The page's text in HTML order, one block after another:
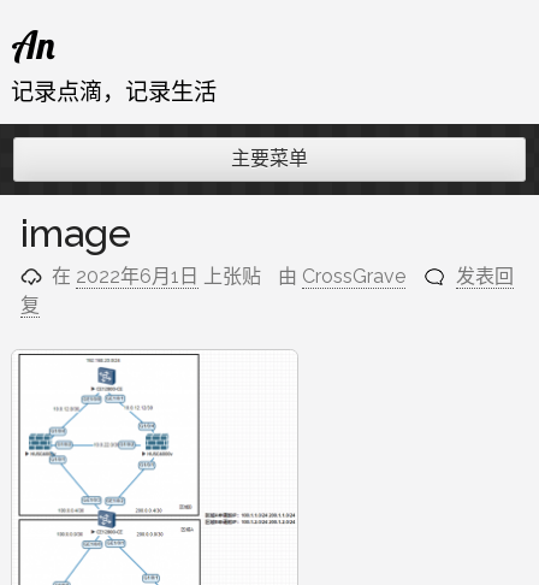
至
内
An
记录点滴，记录生活
主要菜单
image
在 2022年6月1日 上张贴 由 CrossGrave
发表回
复